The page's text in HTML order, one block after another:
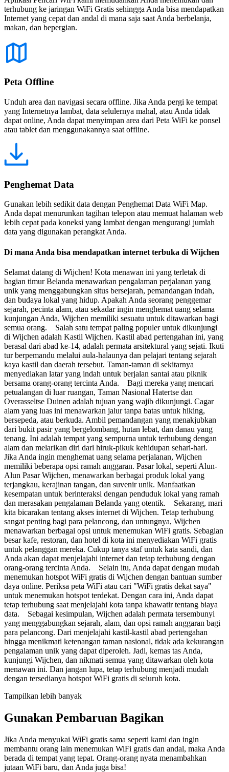
terhubung ke jaringan WiFi Gratis sehingga Anda bisa mendapatkan
Internet yang cepat dan andal di mana saja saat Anda berbelanja,
makan, dan bepergian.
Peta Offline
Unduh area dan navigasi secara offline. Jika Anda pergi ke tempat
yang Internetnya lambat, data selulernya mahal, atau Anda tidak
dapat online, Anda dapat menyimpan area dari Peta WiFi ke ponsel
atau tablet dan menggunakannya saat offline.
Penghemat Data
Gunakan lebih sedikit data dengan Penghemat Data WiFi Map.
Anda dapat menurunkan tagihan telepon atau memuat halaman web
lebih cepat pada koneksi yang lambat dengan mengurangi jumlah
data yang digunakan perangkat Anda.
Di mana Anda bisa mendapatkan internet terbuka di Wijchen
Selamat datang di Wijchen! Kota menawan ini yang terletak di
bagian timur Belanda menawarkan pengalaman perjalanan yang
unik yang menggabungkan situs bersejarah, pemandangan indah,
dan budaya lokal yang hidup. Apakah Anda seorang penggemar
sejarah, pecinta alam, atau sekadar ingin menghemat uang selama
kunjungan Anda, Wijchen memiliki sesuatu untuk ditawarkan bagi
semua orang. Salah satu tempat paling populer untuk dikunjungi
di Wijchen adalah Kastil Wijchen. Kastil abad pertengahan ini, yang
berasal dari abad ke-14, adalah permata arsitektural yang sejati. Ikuti
tur berpemandu melalui aula-halaunya dan pelajari tentang sejarah
kaya kastil dan daerah tersebut. Taman-taman di sekitarnya
menyediakan latar yang indah untuk berjalan santai atau piknik
bersama orang-orang tercinta Anda. Bagi mereka yang mencari
petualangan di luar ruangan, Taman Nasional Hatertse dan
Overasseltse Duinen adalah tujuan yang wajib dikunjungi. Cagar
alam yang luas ini menawarkan jalur tanpa batas untuk hiking,
bersepeda, atau berkuda. Ambil pemandangan yang menakjubkan
dari bukit pasir yang bergelombang, hutan lebat, dan danau yang
tenang. Ini adalah tempat yang sempurna untuk terhubung dengan
alam dan melarikan diri dari hiruk-pikuk kehidupan sehari-hari.
Jika Anda ingin menghemat uang selama perjalanan, Wijchen
memiliki beberapa opsi ramah anggaran. Pasar lokal, seperti Alun-
Alun Pasar Wijchen, menawarkan berbagai produk lokal yang
terjangkau, kerajinan tangan, dan suvenir unik. Manfaatkan
kesempatan untuk berinteraksi dengan penduduk lokal yang ramah
dan merasakan pengalaman Belanda yang otentik. Sekarang, mari
kita bicarakan tentang akses internet di Wijchen. Tetap terhubung
sangat penting bagi para pelancong, dan untungnya, Wijchen
menawarkan berbagai opsi untuk menemukan WiFi gratis. Sebagian
besar kafe, restoran, dan hotel di kota ini menyediakan WiFi gratis
untuk pelanggan mereka. Cukup tanya staf untuk kata sandi, dan
Anda akan dapat menjelajahi internet dan tetap terhubung dengan
orang-orang tercinta Anda. Selain itu, Anda dapat dengan mudah
menemukan hotspot WiFi gratis di Wijchen dengan bantuan sumber
daya online. Periksa peta WiFi atau cari "WiFi gratis dekat saya"
untuk menemukan hotspot terdekat. Dengan cara ini, Anda dapat
tetap terhubung saat menjelajahi kota tanpa khawatir tentang biaya
data. Sebagai kesimpulan, Wijchen adalah permata tersembunyi
yang menggabungkan sejarah, alam, dan opsi ramah anggaran bagi
para pelancong. Dari menjelajahi kastil-kastil abad pertengahan
hingga menikmati ketenangan taman nasional, tidak ada kekurangan
pengalaman unik yang dapat diperoleh. Jadi, kemas tas Anda,
kunjungi Wijchen, dan nikmati semua yang ditawarkan oleh kota
menawan ini. Dan jangan lupa, tetap terhubung menjadi mudah
dengan tersedianya hotspot WiFi gratis di seluruh kota.
Tampilkan lebih banyak
Gunakan Pembaruan Bagikan
Jika Anda menyukai WiFi gratis sama seperti kami dan ingin
membantu orang lain menemukan WiFi gratis dan andal, maka Anda
berada di tempat yang tepat. Orang-orang nyata menambahkan
jutaan WiFi baru, dan Anda juga bisa!